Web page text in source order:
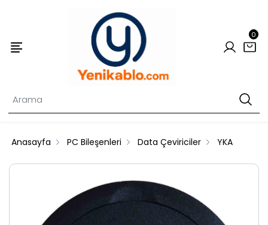
0
Anasayfa PC Bileşenleri Data Çeviriciler YKA